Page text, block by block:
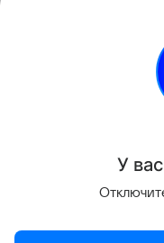
"Искандер-М", как
оснащенного
В итоге противник
техники,
У